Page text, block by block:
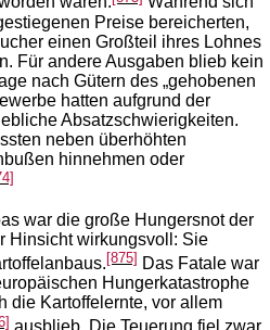
Preise bereicherten,
einen Großteil ihres Lohnes
Für andere Ausgaben blieb kein
nach Gütern des „gehobenen
hatten aufgrund der
Absatzschwierigkeiten.
neben überhöhten
hinnehmen oder
war die große Hungersnot der
Hinsicht wirkungsvoll: Sie
[875] Das Fatale war
Hungerkatastrophe
die Kartoffelernte, vor allem